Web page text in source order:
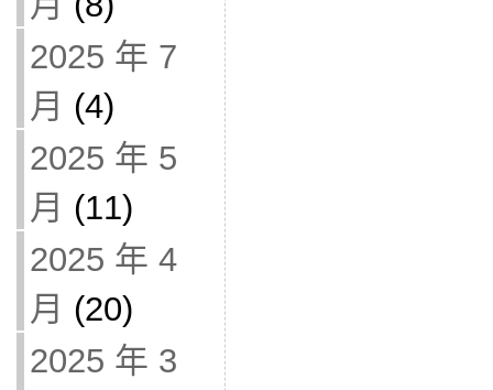
2025 年 7
月 (4)
2025 年 5
月 (11)
2025 年 4
月 (20)
2025 年 3